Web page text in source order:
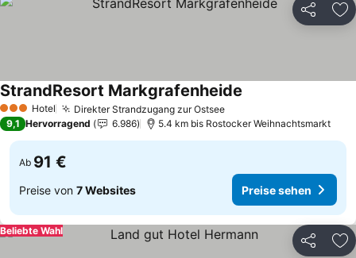
Teilen
3 SterneHotel Direkter Strandzugang zur OstseePreise sehen
StrandResort Markgrafenheide
9,1 Hervorragend 6.986 5.4 km bis Rostocker Weihnachtsmarkt
Ab 91 €
Preise von 7 Websites Preise sehen
Teilen
Beliebte Wahl